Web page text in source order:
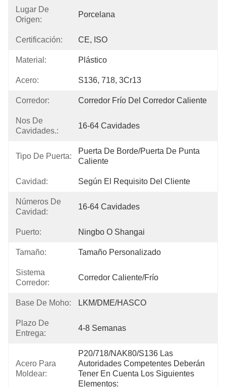
Lugar De
Origen:
Porcelana
Certificación: CE, ISO
Material: Plástico
Acero: S136, 718, 3Cr13
Corredor: Corredor Frío Del Corredor Caliente
Nos De
Cavidades.:
16-64 Cavidades
Tipo De Puerta:
Puerta De Borde/Puerta De Punta
Caliente
Cavidad: Según El Requisito Del Cliente
Números De
Cavidad:
16-64 Cavidades
Puerto: Ningbo O Shangai
Tamaño: Tamaño Personalizado
Sistema
Corredor:
Corredor Caliente/frío
Base De Moho: LKM/DME/HASCO
Plazo De
Entrega:
4-8 Semanas
Acero Para
Moldear:
P20/718/NAK80/S136 Las
Autoridades Competentes Deberán
Tener En Cuenta Los Siguientes
Elementos: